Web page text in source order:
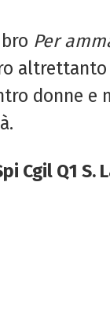
Per
donne
Cgil Q1 S.